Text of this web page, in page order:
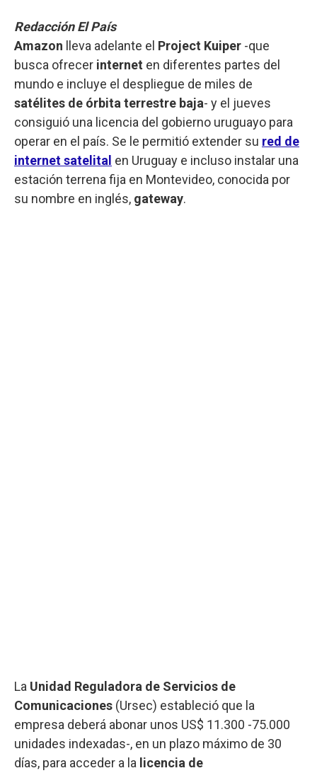
Redacción El País
Amazon lleva adelante el Project Kuiper -que
busca ofrecer internet en diferentes partes del
mundo e incluye el despliegue de miles de
satélites de órbita terrestre baja- y el jueves
consiguió una licencia del gobierno uruguayo para
operar en el país. Se le permitió extender su red de
internet satelital en Uruguay e incluso instalar una
estación terrena fija en Montevideo, conocida por
su nombre en inglés, gateway.
La Unidad Reguladora de Servicios de
Comunicaciones (Ursec) estableció que la
empresa deberá abonar unos US$ 11.300 -75.000
unidades indexadas-, en un plazo máximo de 30
días, para acceder a la licencia de